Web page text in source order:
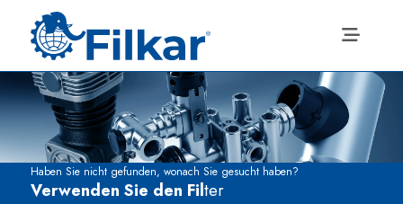
Haben Sie nicht gefunden, wonach Sie gesucht haben?
Verwenden Sie den Filter